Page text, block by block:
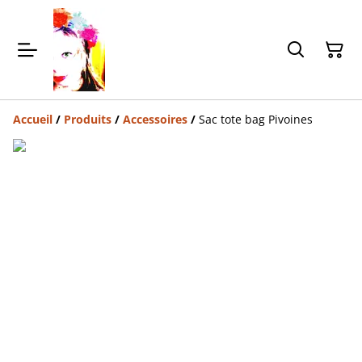
Accueil / Produits / Accessoires / Sac tote bag Pivoines